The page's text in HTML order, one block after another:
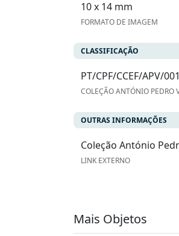
10 x 14 mm
FORMATO DE IMAGEM
CLASSIFICAÇÃO
PT/CPF/CCEF/APV/
COLEÇÃO ANTÓNIO PEDRO
OUTRAS INFORMAÇÕES
Coleção António
LINK EXTERNO
Mais Objetos